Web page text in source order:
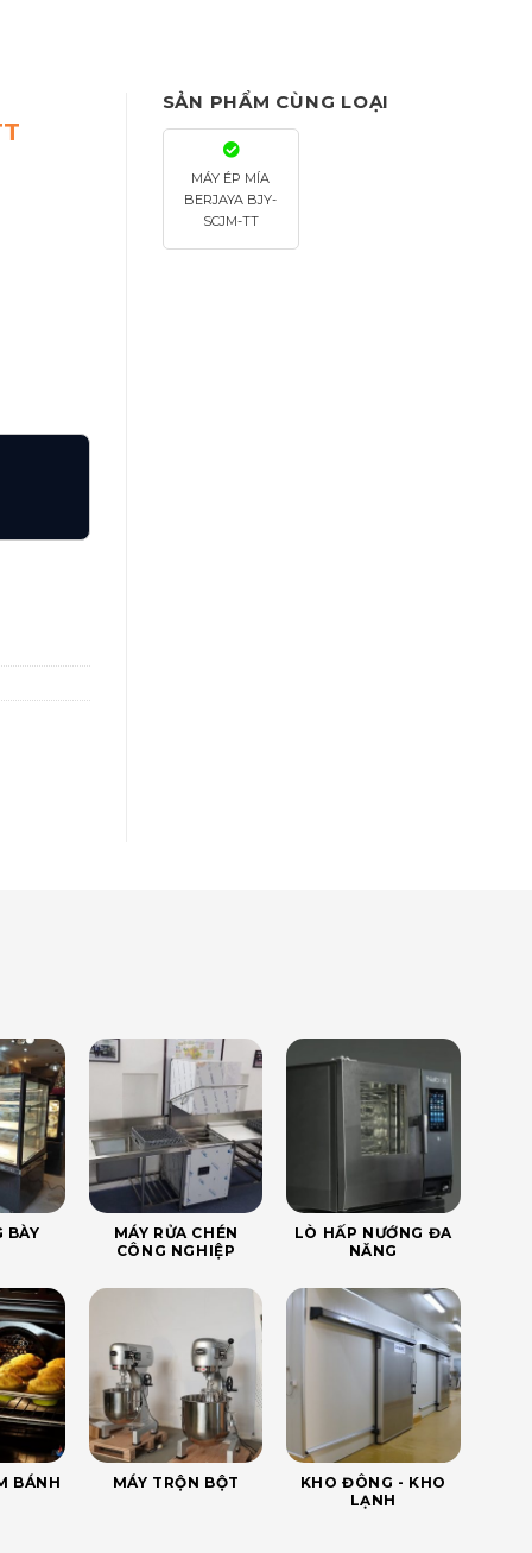
SẢN PHẨM CÙNG LOẠI
MÁY ÉP MÍA
BERJAYA BJY-
SCJM-TT
BÀY
MÁY RỬA CHÉN
CÔNG NGHIỆP
LÒ HẤP NƯỚNG ĐA
NĂNG
BÁNH MÁY TRỘN BỘT
KHO ĐÔNG - KHO
LẠNH